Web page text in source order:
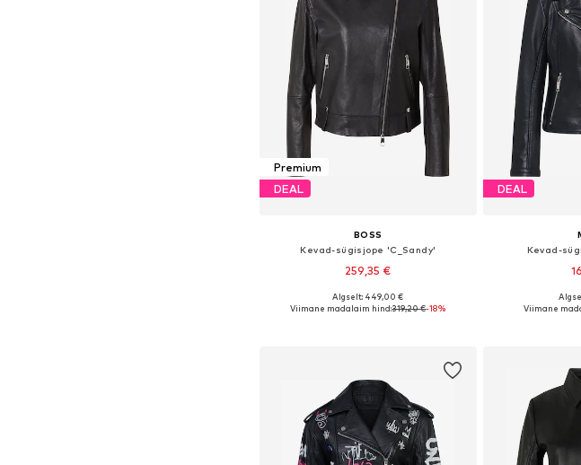
Premium
DEAL
BOSS
Kevad-sügisjope 'C_Sandy'
259,35 €
Saadaolevad suurused: XS, S, M, L, XL, XXL
Algselt: 449,00 €
Viimane madalaim hind:319,20 €-18%
DEAL
Kevad-
Saadaolevad
Viimane